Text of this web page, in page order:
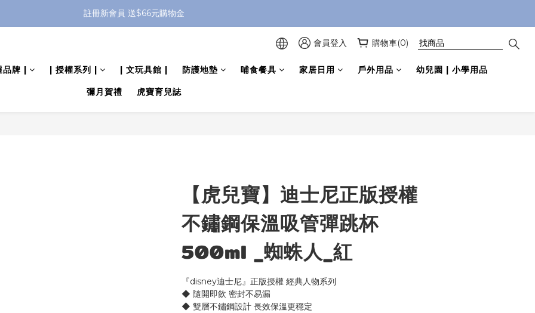
全館滿 $799 免運費 (僅提供台灣本島區域，外島地區請洽客服)
註冊新會員 送$66元購物金
會員登入 購物車(0)
品牌 | | 授權系列 | | 文玩具館 | 防護地墊 哺食餐具 家居日用 戶外用品 幼兒園 | 小學用品
彌月賀禮 虎寶育兒誌
【虎兒寶】迪士尼正版授權
不鏽鋼保溫吸管彈跳杯
500ml _蜘蛛人_紅
『disney迪士尼』正版授權 經典人物系列
◆ 隨開即飲 密封不易漏
◆ 雙層不鏽鋼設計 長效保溫更穩定